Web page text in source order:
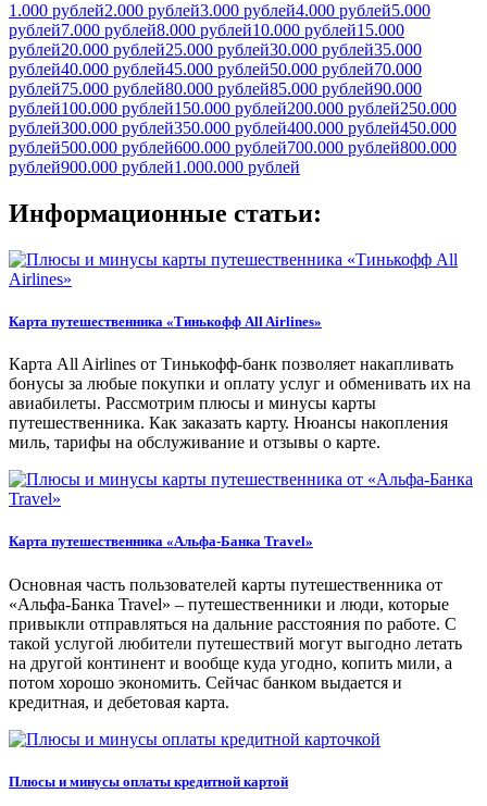
1.000 рублей2.000 рублей3.000 рублей4.000 рублей5.000
рублей7.000 рублей8.000 рублей10.000 рублей15.000
рублей20.000 рублей25.000 рублей30.000 рублей35.000
рублей40.000 рублей45.000 рублей50.000 рублей70.000
рублей75.000 рублей80.000 рублей85.000 рублей90.000
рублей100.000 рублей150.000 рублей200.000 рублей250.000
рублей300.000 рублей350.000 рублей400.000 рублей450.000
рублей500.000 рублей600.000 рублей700.000 рублей800.000
рублей900.000 рублей1.000.000 рублей
Информационные статьи:
Карта путешественника «Тинькофф All Airlines»
Карта All Airlines от Тинькофф-банк позволяет накапливать
бонусы за любые покупки и оплату услуг и обменивать их на
авиабилеты. Рассмотрим плюсы и минусы карты
путешественника. Как заказать карту. Нюансы накопления
миль, тарифы на обслуживание и отзывы о карте.
Карта путешественника «Альфа-Банка Travel»
Основная часть пользователей карты путешественника от
«Альфа-Банка Travel» – путешественники и люди, которые
привыкли отправляться на дальние расстояния по работе. С
такой услугой любители путешествий могут выгодно летать
на другой континент и вообще куда угодно, копить мили, а
потом хорошо экономить. Сейчас банком выдается и
кредитная, и дебетовая карта.
Плюсы и минусы оплаты кредитной картой